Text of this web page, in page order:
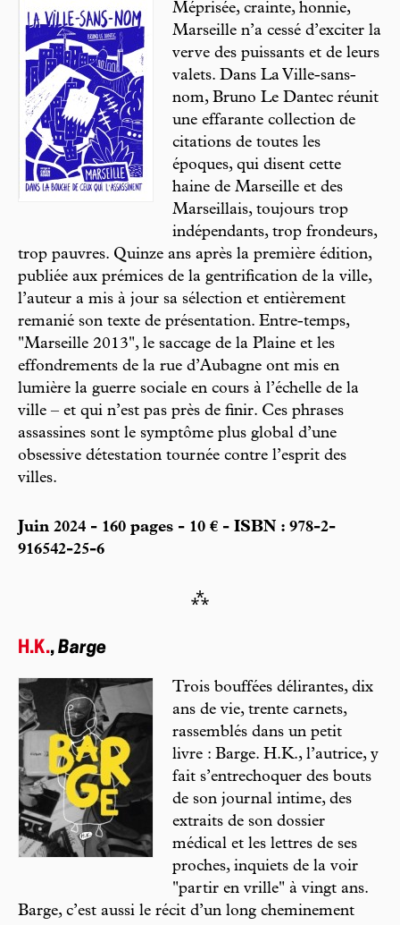
Méprisée, crainte, honnie,
Marseille n’a cessé d’exciter la
verve des puissants et de leurs
valets. Dans La Ville-sans-
nom, Bruno Le Dantec réunit
une effarante collection de
citations de toutes les
époques, qui disent cette
haine de Marseille et des
Marseillais, toujours trop
indépendants, trop frondeurs,
trop pauvres. Quinze ans après la première édition,
publiée aux prémices de la gentrification de la ville,
l’auteur a mis à jour sa sélection et entièrement
remanié son texte de présentation. Entre-temps,
"Marseille 2013", le saccage de la Plaine et les
effondrements de la rue d’Aubagne ont mis en
lumière la guerre sociale en cours à l’échelle de la
ville – et qui n’est pas près de finir. Ces phrases
assassines sont le symptôme plus global d’une
obsessive détestation tournée contre l’esprit des
villes.
Juin 2024 - 160 pages - 10 € - ISBN : 978-2-
916542-25-6
⁂
H.K., Barge
Trois bouffées délirantes, dix
ans de vie, trente carnets,
rassemblés dans un petit
livre : Barge. H.K., l’autrice, y
fait s’entrechoquer des bouts
de son journal intime, des
extraits de son dossier
médical et les lettres de ses
proches, inquiets de la voir
"partir en vrille" à vingt ans.
Barge, c’est aussi le récit d’un long cheminement